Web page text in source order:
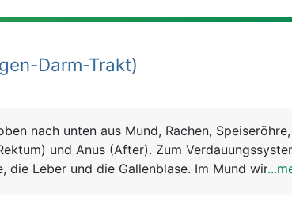
Darm-Trakt)
nach unten aus Mund, Rachen,
und Anus (After). Zum
die Leber und die Gallenblase. Im Mund wird